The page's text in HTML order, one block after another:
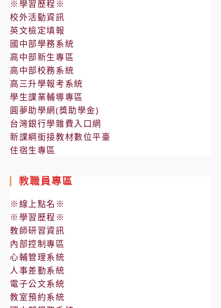
※學習歷程※
校外活動資訊
英文檢定填報
國中部學務系統
高中部新生專區
高中部校務系統
高三升學報考系統
學生課業輔導專區
圓夢助學網(獎助學金)
台灣銀行學雜費入口網
新課綱銜接教材數位平臺
住宿生專區
教職員專區
※線上點名※
※學習歷程※
教師研習資訊
內部控制專區
心輔管理系統
人事差勤系統
電子公文系統
教室預約系統